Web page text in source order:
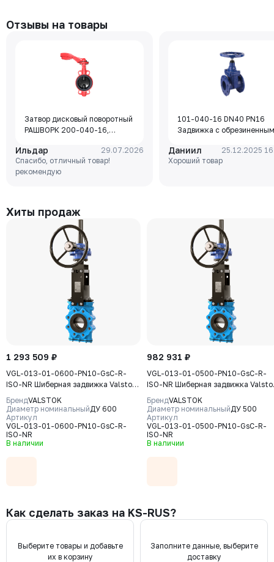
Отзывы на товары
Затвор дисковый поворотный
РАШВОРК 200-040-16,
250 (GG25), диск - GJS-400-
15 (GGG40), уплотнение -
EPDM, М/Ф, рукоятка
Ильдар
29.07.2026
Спасибо, отличный товар!
рекомендую
101-040-16 DN40 PN16
Задвижка с обрезиненным
чугун, клин-EPDM,
Tmax=110°C Ф/Ф
Даниил
25.12.2025
Хороший товар
Хиты продаж
1 293 509 ₽
VGL-013-01-0600-PN10-GsC-R-
ISO-NR Шиберная задвижка Valstok,
серия VGL, DN 0600, PN10, редуктор
(ISO-фланец), выдвижной шток,
корпус GJS-400-15 (GGG40) нож
AISI304, уплотнение Natural Rubber
БрендVALSTOK
Диаметр номинальныйДУ 600
Артикул
VGL-013-01-0600-PN10-GsC-R-
ISO-NR
В наличии
982 931 ₽
VGL-013-01-0500-PN10-GsC-R-
ISO-NR Шиберная задвижка
серия VGL, DN 0500, PN10,
(ISO-фланец) выдвижной шток,
корпус GJS-400-15 (GGG40) нож
AISI304, уплотнение Natural
БрендVALSTOK
Диаметр номинальныйДУ 500
Артикул
VGL-013-01-0500-PN10-GsC-R-
ISO-NR
В наличии
Как сделать заказ на KS-RUS?
Выберите товары и добавьте
их в корзину
Заполните данные, выберите
доставку